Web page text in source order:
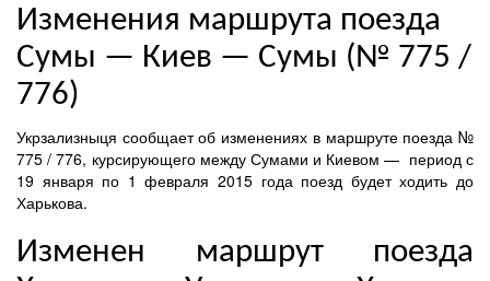
Изменения маршрута поезда
Сумы — Киев — Сумы (№ 775 /
776)
Укрзализныця сообщает об изменениях в маршруте поезда №
775 / 776, курсирующего между Сумами и Киевом — период с
19 января по 1 февраля 2015 года поезд будет ходить до
Харькова.
Изменен маршрут поезда